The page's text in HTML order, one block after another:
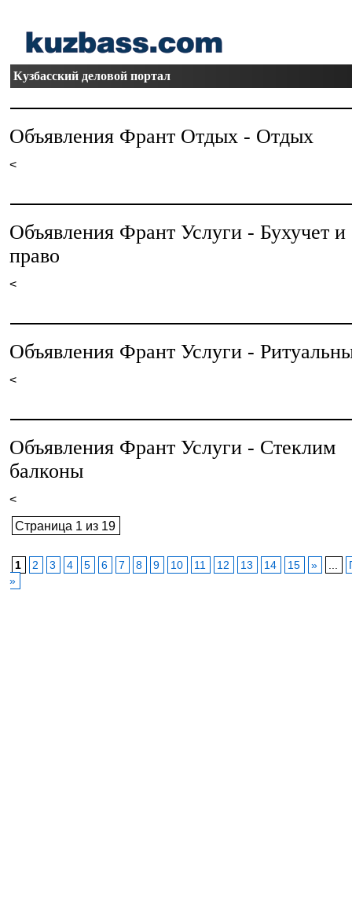
Кузбасский деловой портал
Объявления Франт Отдых - Отдых
<
Объявления Франт Услуги - Бухучет и
право
<
Объявления Франт Услуги -
<
Объявления Франт Услуги - Стеклим
балконы
<
Страница 1 из 19
1 2 3 4 5 6 7 8 9 10 11 12 13 14 15 »
»